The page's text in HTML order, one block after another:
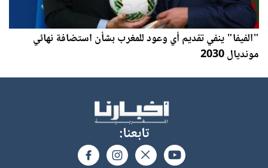
"الفيفا" ينفي تقديم أي وعود للمغرب بشأن استضافة نهائي
مونديال 2030
تابعنا: